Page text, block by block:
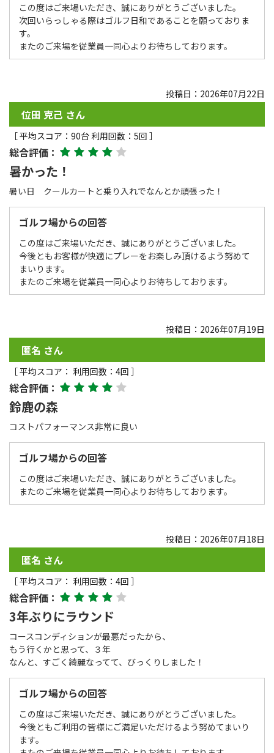
この度はご来場いただき、誠にありがとうございました。
次回いらっしゃる際はゴルフ日和であることを願っておりま
す。
またのご来場を従業員一同心よりお待ちしております。
位田 克己 さん
［ 平均スコア：90台 利用回数：5回 ］
投稿日：2026年07月22日
総合評価：
暑かった！
暑い日 クールカートと乗り入れでなんとか頑張った！
ゴルフ場からの回答
この度はご来場いただき、誠にありがとうございました。
今後ともお客様が快適にプレーをお楽しみ頂けるよう努めて
まいります。
またのご来場を従業員一同心よりお待ちしております。
匿名 さん
［ 平均スコア： 利用回数：4回 ］
投稿日：2026年07月19日
総合評価：
鈴鹿の森
コストパフォーマンス非常に良い
ゴルフ場からの回答
この度はご来場いただき、誠にありがとうございました。
またのご来場を従業員一同心よりお待ちしております。
匿名 さん
［ 平均スコア： 利用回数：4回 ］
投稿日：2026年07月18日
総合評価：
3年ぶりにラウンド
コースコンディションが最悪だったから、
もう行くかと思って、３年
なんと、すごく綺麗なってて、びっくりしました！
ゴルフ場からの回答
この度はご来場いただき、誠にありがとうございました。
今後ともご利用の皆様にご満足いただけるよう努めてまいり
ます。